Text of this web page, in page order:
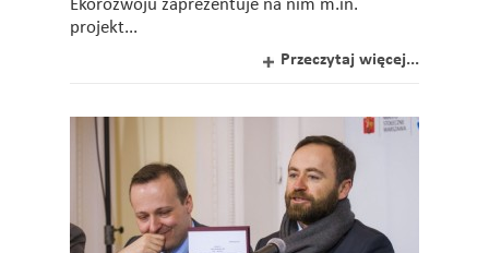
Ekorozwoju zaprezentuje na nim m.in.
projekt...
Przeczytaj więcej...